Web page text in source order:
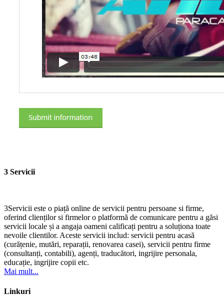
3 Servicii
3Servicii este o piață online de servicii pentru persoane si firme,
oferind clienților si firmelor o platformă de comunicare pentru a găsi
servicii locale și a angaja oameni calificați pentru a soluționa toate
nevoile clientilor. Aceste servicii includ: servicii pentru acasă
(curățenie, mutări, reparații, renovarea casei), servicii pentru firme
(consultanți, contabili), agenți, traducători, ingrijire personala,
educație, ingrijire copii etc.
Mai mult...
Linkuri